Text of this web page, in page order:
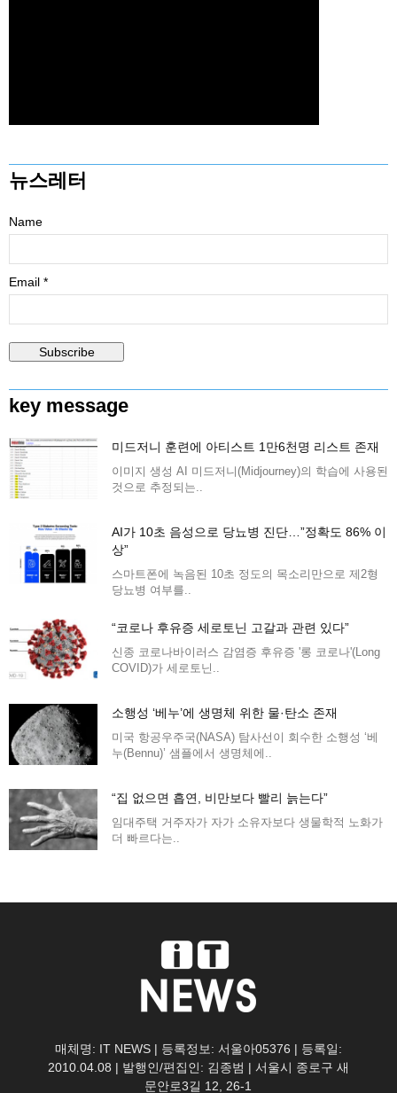
뉴스레터
Name
Email *
key message
미드저니 훈련에 아티스트 1만6천명 리스트 존재
이미지 생성 AI 미드저니(Midjourney)의 학습에 사용된
것으로 추정되는..
AI가 10초 음성으로 당뇨병 진단…”정확도 86% 이
상”
스마트폰에 녹음된 10초 정도의 목소리만으로 제2형
당뇨병 여부를..
“코로나 후유증 세로토닌 고갈과 관련 있다”
신종 코로나바이러스 감염증 후유증 '롱 코로나'(Long
COVID)가 세로토닌..
소행성 ‘베누’에 생명체 위한 물·탄소 존재
미국 항공우주국(NASA) 탐사선이 회수한 소행성 ‘베
누(Bennu)’ 샘플에서 생명체에..
“집 없으면 흡연, 비만보다 빨리 늙는다”
임대주택 거주자가 자가 소유자보다 생물학적 노화가
더 빠르다는..
매체명: IT NEWS | 등록정보: 서울아05376 | 등록일:
2010.04.08 | 발행인/편집인: 김종범 | 서울시 종로구 새
문안로3길 12, 26-1